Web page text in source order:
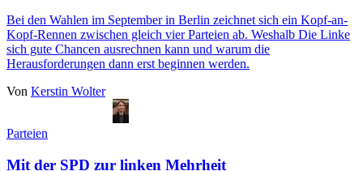
Bei den Wahlen im September in Berlin zeichnet sich ein Kopf-an-
Kopf-Rennen zwischen gleich vier Parteien ab. Weshalb Die Linke
sich gute Chancen ausrechnen kann und warum die
Herausforderungen dann erst beginnen werden.
Von Kerstin Wolter
Parteien
Mit der SPD zur linken Mehrheit